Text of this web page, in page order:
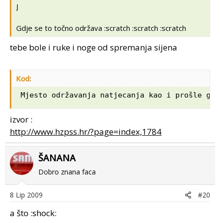
J
Gdje se to točno održava :scratch :scratch :scratch
tebe bole i ruke i noge od spremanja sijena
Kod:
Mjesto održavanja natjecanja kao i prošle
izvor :
http://www.hzpss.hr/?page=index,1784
ŠANANA
Dobro znana faca
8 Lip 2009 #20
a što :shock: